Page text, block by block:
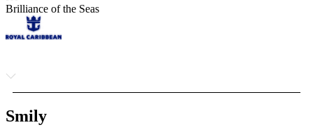
Brilliance of the Seas
Smily